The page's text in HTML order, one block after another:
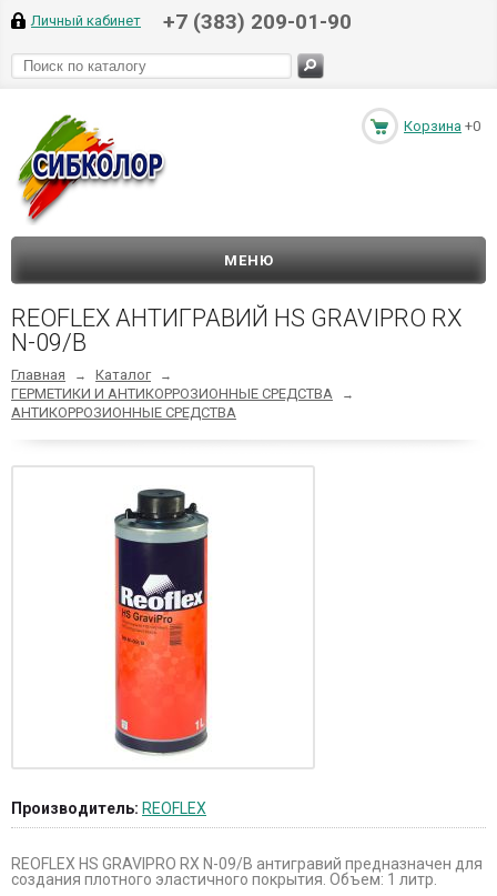
Личный кабинет +7 (383) 209-01-90
Корзина +0
МЕНЮ
REOFLEX АНТИГРАВИЙ HS GRAVIPRO RX
N-09/B
Главная → Каталог →
ГЕРМЕТИКИ И АНТИКОРРОЗИОННЫЕ СРЕДСТВА →
АНТИКОРРОЗИОННЫЕ СРЕДСТВА
Производитель: REOFLEX
REOFLEX HS GRAVIPRO RX N-09/B антигравий предназначен для
создания плотного эластичного покрытия. Объем: 1 литр.